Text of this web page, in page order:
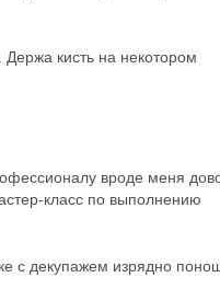
Держа кисть на некотором
вроде меня
класс по выполнению
с декупажем изрядно